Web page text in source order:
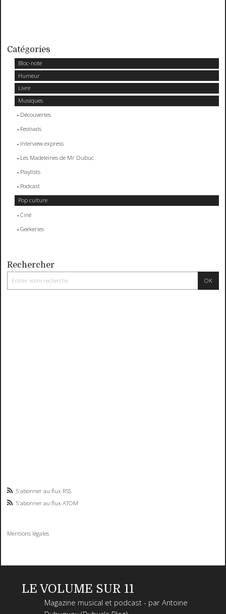
Catégories
Bloc-note
Humeur
Livre
Musiques
Découvertes
Festivals
Interview express
Les Madeleines de Mr Dubuc
Playlists
Podcast
Pop culture
Ciné
Geekeries
Rechercher
S'abonner au flux RSS
S'abonner au flux ATOM
Mentions légales
LE VOLUME SUR 11
Magazine musical et podcast - par Antoine